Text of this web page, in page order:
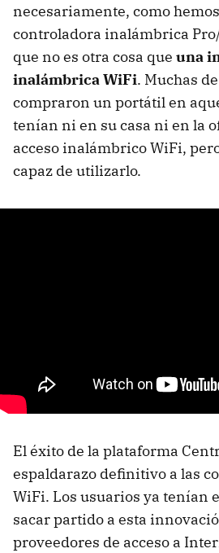
necesariamente, como
controladora inalámbrica
que no es otra cosa que una
inalámbrica WiFi. Muchas
compraron un portátil en
tenían ni en su casa ni en la
acceso inalámbrico WiFi,
capaz de utilizarlo.
El éxito de la plataforma
espaldarazo definitivo a las
WiFi. Los usuarios ya tenían
sacar partido a esta
proveedores de acceso a